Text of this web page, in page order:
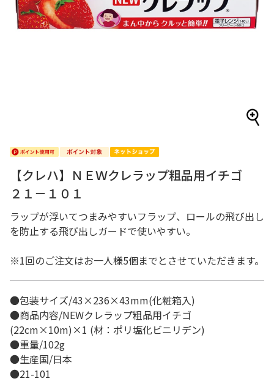
【クレハ】ＮＥＷクレラップ粗品用イチゴ
２１－１０１
ラップが浮いてつまみやすいフラップ、ロールの飛び出し
を防止する飛び出しガードで使いやすい。
※1回のご注文はお一人様5個までとさせていただきます。
●包装サイズ/43×236×43mm(化粧箱入)
●商品内容/NEWクレラップ粗品用イチゴ
(22cm×10m)×1 (材：ポリ塩化ビニリデン)
●重量/102g
●生産国/日本
●21-101